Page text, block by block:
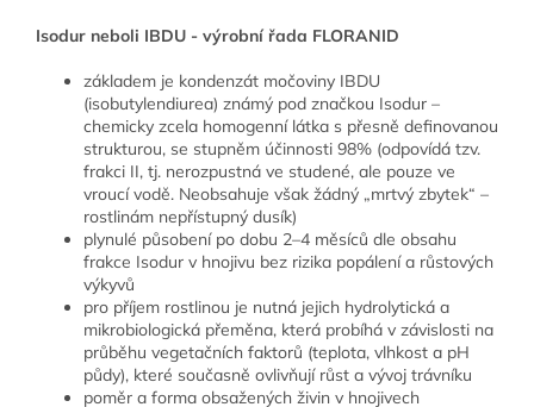
Isodur neboli IBDU - výrobní řada FLORANID
základem je kondenzát močoviny IBDU
(isobutylendiurea) známý pod značkou Isodur –
chemicky zcela homogenní látka s přesně definovanou
strukturou, se stupněm účinnosti 98% (odpovídá tzv.
frakci II, tj. nerozpustná ve studené, ale pouze ve
vroucí vodě. Neobsahuje však žádný „mrtvý zbytek“ –
rostlinám nepřístupný dusík)
plynulé působení po dobu 2–4 měsíců dle obsahu
frakce Isodur v hnojivu bez rizika popálení a růstových
výkyvů
pro příjem rostlinou je nutná jejich hydrolytická a
mikrobiologická přeměna, která probíhá v závislosti na
průběhu vegetačních faktorů (teplota, vlhkost a pH
půdy), které současně ovlivňují růst a vývoj trávníku
poměr a forma obsažených živin v hnojivech